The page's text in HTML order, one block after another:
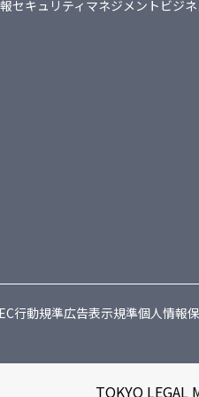
セキュリティマネジメント ビジ
行動規準広告表示規準個人情報
TOKYO LEGAL